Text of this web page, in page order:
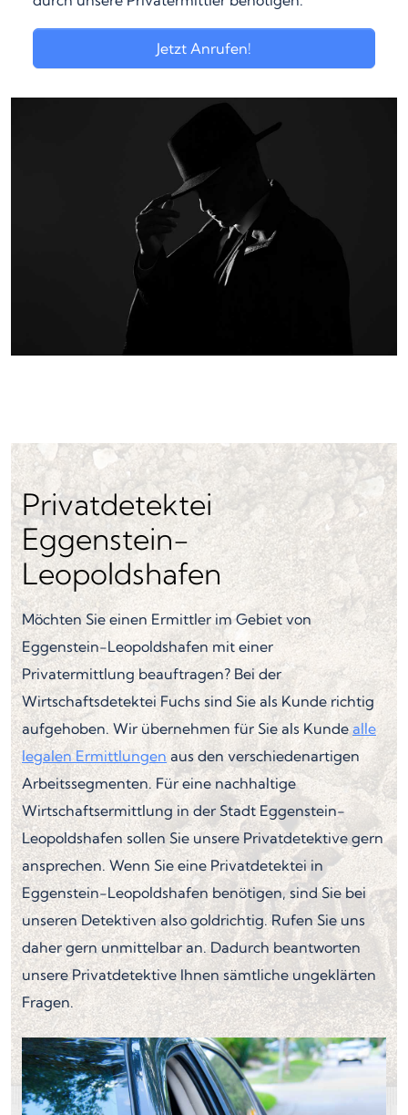
Jetzt Anrufen!
Privatdetektei
Eggenstein-
Leopoldshafen
Möchten Sie einen Ermittler im Gebiet von
Eggenstein-Leopoldshafen mit einer
Privatermittlung beauftragen? Bei der
Wirtschaftsdetektei Fuchs sind Sie als Kunde richtig
aufgehoben. Wir übernehmen für Sie als Kunde alle
legalen Ermittlungen aus den verschiedenartigen
Arbeitssegmenten. Für eine nachhaltige
Wirtschaftsermittlung in der Stadt Eggenstein-
Leopoldshafen sollen Sie unsere Privatdetektive gern
ansprechen. Wenn Sie eine Privatdetektei in
Eggenstein-Leopoldshafen benötigen, sind Sie bei
unseren Detektiven also goldrichtig. Rufen Sie uns
daher gern unmittelbar an. Dadurch beantworten
unsere Privatdetektive Ihnen sämtliche ungeklärten
Fragen.